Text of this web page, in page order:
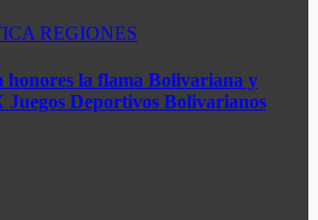
REGIONES
honores la flama Bolivariana y
Deportivos Bolivarianos